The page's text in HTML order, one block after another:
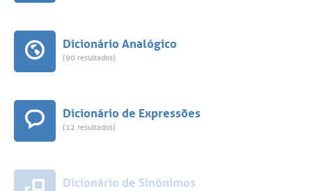
Dicionário Analógico
(90 resultados)
Dicionário de Expressões
(12 resultados)
Dicionário de Sinônimos